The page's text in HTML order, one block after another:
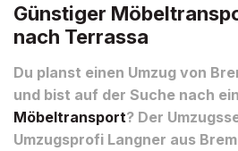
Günstiger
nach Terrassa
Du planst einen Umzug von
und bist auf der Suche nach
Möbeltransport? Der
Umzugsprofi Langner aus